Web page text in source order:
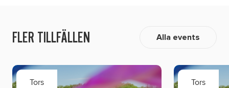
FLER TILLFÄLLEN Alla events
Tors Tors